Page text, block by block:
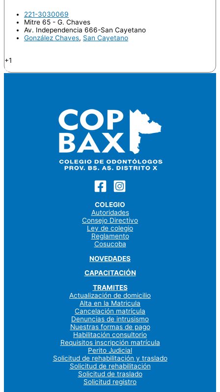
221-3030069
Mitre 65 - G. Chaves
Av. Independencia 666-San Cayetano
González Chaves, San Cayetano
+1
Odontologo
COLEGIO
Autoridades
Consejo Directivo
Ley de colegio
Reglamento
Cosucoba
NOVEDADES
CAPACITACIÓN
TRAMITES
Actualización de domicilio
Alta en la Matricula
Cancelación matrícula
Denuncias de intrusismo
Nuestras formas de pago
Habilitación consultorio
Requisitos inscripción matrícula
Perito Judicial
Solicitud de rehabilitación y traslado
Solicitud de rehabilitación
Solicitud de traslado
Solicitud registro